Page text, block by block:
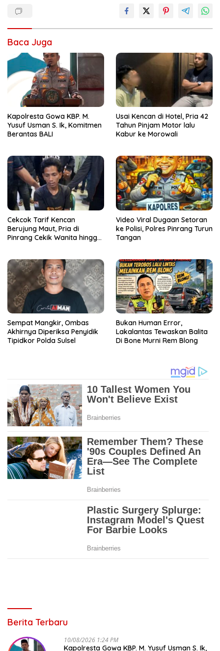
Baca Juga
Kapolresta Gowa KBP. M.
Yusuf Usman S. Ik, Komitmen
Berantas BALI
Usai Kencan di Hotel, Pria 42
Tahun Pinjam Motor lalu
Kabur ke Morowali
Cekcok Tarif Kencan
Berujung Maut, Pria di
Pinrang Cekik Wanita hingga
Video Viral Dugaan Setoran
ke Polisi, Polres Pinrang Turun
Tangan
Sempat Mangkir, Ombas
Akhirnya Diperiksa Penyidik
Tipidkor Polda Sulsel
Bukan Human Error,
Lakalantas Tewaskan Balita
Di Bone Murni Rem Blong
Berita Terbaru
10/08/2026 1:24 PM
Kapolresta Gowa KBP. M. Yusuf Usman S. Ik,